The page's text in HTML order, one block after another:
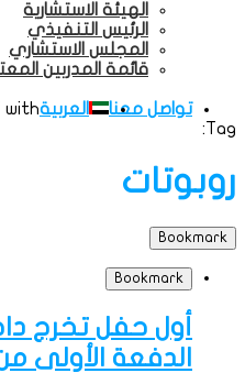
الهيئة الاستشارية
الرئيس التنفيذي
المجلس الاستشاري
قائمة المدربين
تواصل معنا
العربيةwith "روبوتات"
Tag:
روبوتات
Bookmark
Bookmark
أول حفل تخرج
الدفعة الأولى